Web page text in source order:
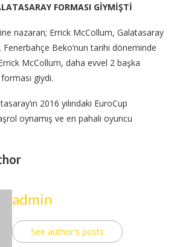
FORMASI GİYMİŞTİ
nazaran; Errick McCollum, Galatasaray
Fenerbahçe Beko’nun tarihi döneminde
McCollum, daha evvel 2 başka
giydi.
2016 yılındaki EuroCup
oynamış ve en pahalı oyuncu
admin
See author's posts